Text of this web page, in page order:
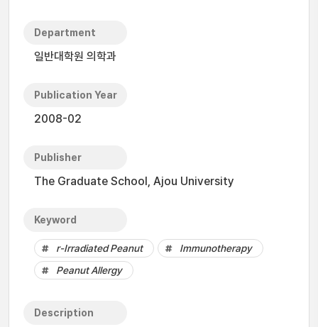
Department
일반대학원 의학과
Publication Year
2008-02
Publisher
The Graduate School, Ajou University
Keyword
r-Irradiated Peanut
Immunotherapy
Peanut Allergy
Description